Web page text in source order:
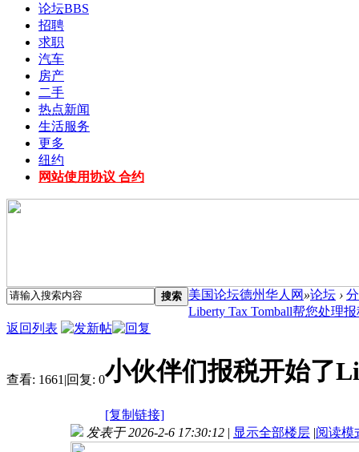
论坛BBS
招聘
求职
汽车
房产
二手
热点新闻
生活服务
更多
纽约
网站使用协议 合约
搜索 美国论坛德州华人网 »论坛 ›
Liberty Tax Tomball帮您处理
返回列表
查看: 1661 |回复: 0小伙伴们报税开始了
[复制链接]
发表于 2026-2-6 17:30:12 | 显示全部楼层 |阅读模